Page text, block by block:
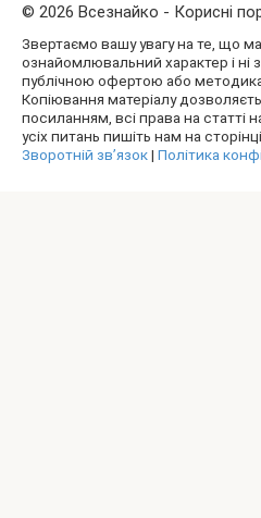
© 2026 Всезнайко - Корисні
Звертаємо вашу увагу на те, що
ознайомлювальний характер і ні
публічною офертою або
Копіювання матеріалу
посиланням, всі права на статті
усіх питань пишіть нам на сторінці
Зворотній зв’язок| Політика